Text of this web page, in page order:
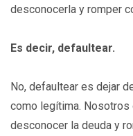
desconocerla y romper
Es decir, defaultear.
No, defaultear es dejar
como legítima. Nosotros
desconocer la deuda y